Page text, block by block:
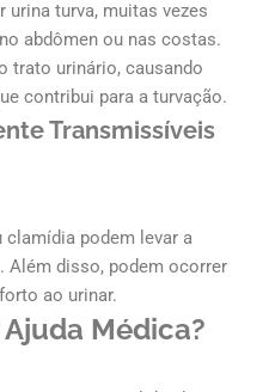
urina turva, muitas vezes
abdômen ou nas costas.
trato urinário, causando
contribui para a turvação.
Transmissíveis
clamídia podem levar a
Além disso, podem ocorrer
ao urinar.
Médica?